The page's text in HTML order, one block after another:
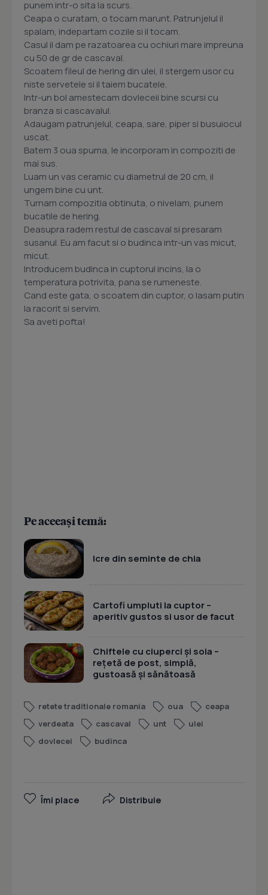
punem intr-o sita la scurs.
Ceapa o curatam, o tocam marunt. Patrunjelul il
spalam, indepartam cozile si il tocam.
Casul il dam pe razatoarea cu ochiuri mare impreuna
cu 50 de gr de cascaval.
Scoatem fileul de hering din ulei, il stergem usor cu
niste servetele si il taiem bucatele.
Intr-un bol amestecam dovleceii bine scursi cu
branza si cascavalul.
Adaugam patrunjelul, ceapa, sare, piper si busuiocul
uscat.
Batem 3 oua spuma, le incorporam in compoziti de
mai sus.
Luam un vas ceramic cu diametrul de 20 cm, il
ungem bine cu unt.
Turnam compozitia obtinuta, o nivelam, punem
bucatile de hering.
Deasupra radem restul de cascaval si presaram
susanul. Eu am facut si o budinca intr-un vas micut,
micut.
Introducem budinca in cuptorul incins, la o
temperatura potrivita, pana se rumeneste.
Cand este gata, o scoatem din cuptor, o lasam putin
la racorit si servim.
Sa aveti pofta!
Pe aceeași temă:
Icre din seminte de chia
Cartofi umpluti la cuptor –
aperitiv gustos si usor de facut
Chiftele cu ciuperci și soia –
rețetă de post, simplă,
gustoasă și sănătoasă
retete traditionale romania oua
ceapa
verdeata
cascaval unt
ulei
dovlecei
budinca
Îmi place Distribuie